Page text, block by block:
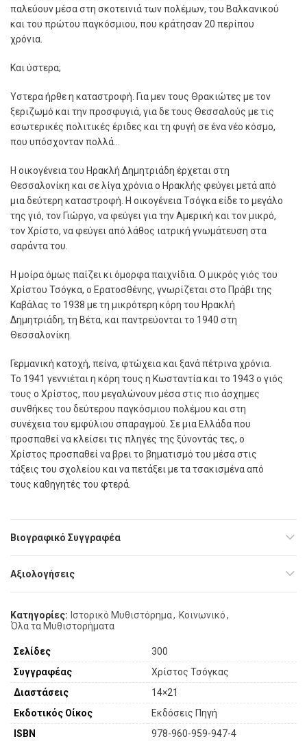
παλεύουν μέσα στη σκοτεινιά των πολέμων, του Βαλκανικού
και του πρώτου παγκόσμιου, που κράτησαν 20 περίπου
χρόνια.
Και ύστερα;
Ύστερα ήρθε η καταστροφή. Για μεν τους Θρακιώτες με τον
ξεριζωμό και την προσφυγιά, για δε τους Θεσσαλούς με τις
εσωτερικές πολιτικές έριδες και τη φυγή σε ένα νέο κόσμο,
που υπόσχονταν πολλά…
Η οικογένεια του Ηρακλή Δημητριάδη έρχεται στη
Θεσσαλονίκη και σε λίγα χρόνια ο Ηρακλής φεύγει μετά από
μια δεύτερη καταστροφή. Η οικογένεια Τσόγκα είδε το μεγάλο
της γιό, τον Γιώργο, να φεύγει για την Αμερική και τον μικρό,
τον Χρίστο, να φεύγει από λάθος ιατρική γνωμάτευση στα
σαράντα του.
Η μοίρα όμως παίζει κι όμορφα παιχνίδια. Ο μικρός γιός του
Χρίστου Τσόγκα, ο Ερατοσθένης, γνωρίζεται στο Πράβι της
Καβάλας το 1938 με τη μικρότερη κόρη του Ηρακλή
Δημητριάδη, τη Βέτα, και παντρεύονται το 1940 στη
Θεσσαλονίκη.
Γερμανική κατοχή, πείνα, φτώχεια και ξανά πέτρινα χρόνια.
Το 1941 γεννιέται η κόρη τους η Κωσταντία και το 1943 ο γιός
τους ο Χρίστος, που μεγαλώνουν μέσα στις πιο άσχημες
συνθήκες του δεύτερου παγκόσμιου πολέμου και στη
συνέχεια του εμφύλιου σπαραγμού. Σε μια Ελλάδα που
προσπαθεί να κλείσει τις πληγές της ξύνοντάς τες, ο
Χρίστος προσπαθεί να βρει το βηματισμό του μέσα στις
τάξεις του σχολείου και να πετάξει με τα τσακισμένα από
τους καθηγητές του φτερά.
Βιογραφικό Συγγραφέα
Αξιολογήσεις
Κατηγορίες: Ιστορικό Μυθιστόρημα, Κοινωνικό,
Όλα τα Μυθιστορήματα
Σελίδες
300
Συγγραφέας
Χρίστος Τσόγκας
Διαστάσεις
14×21
Εκδοτικός Οίκος
Εκδόσεις Πηγή
ISBN
978-960-959-947-4